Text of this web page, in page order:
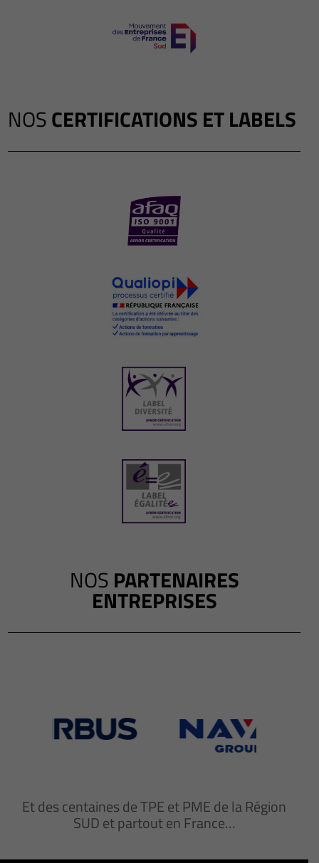
NOSCERTIFICATIONS ET LABELS
NOS PARTENAIRES
ENTREPRISES
Et des centaines de TPE et PME de la Région
SUD et partout en France…